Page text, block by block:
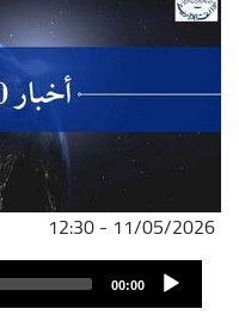
11/05/2026 - 12:30
ملف
الصوت
Audio
Player
00:00